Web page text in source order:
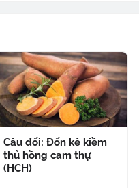
Câu đối: Đốn kê kiềm
thủ hồng cam thự
(HCH)